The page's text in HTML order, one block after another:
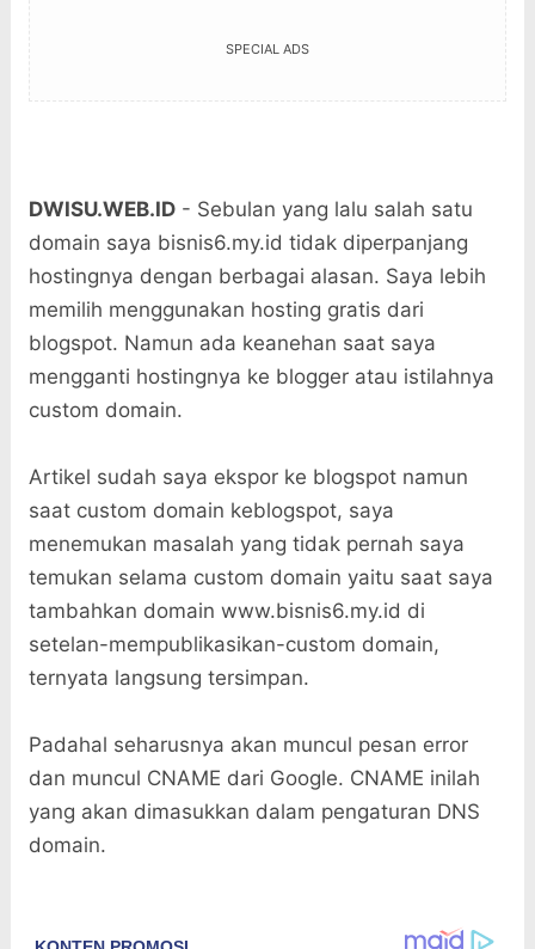
SPECIAL ADS
DWISU.WEB.ID- Sebulan yang lalu salah satu
domain saya bisnis6.my.id tidak diperpanjang
hostingnya dengan berbagai alasan. Saya lebih
memilih menggunakan hosting gratis dari
blogspot. Namun ada keanehan saat saya
mengganti hostingnya ke blogger atau istilahnya
custom domain.
Artikel sudah saya ekspor ke blogspot namun
saat custom domain keblogspot, saya
menemukan masalah yang tidak pernah saya
temukan selama custom domain yaitu saat saya
tambahkan domain www.bisnis6.my.id di
setelan-mempublikasikan-custom domain,
ternyata langsung tersimpan.
Padahal seharusnya akan muncul pesan error
dan muncul CNAME dari Google. CNAME inilah
yang akan dimasukkan dalam pengaturan DNS
domain.